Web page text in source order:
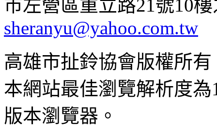
市左營區重立路21號10
sheranyu@yahoo.com.tw
高雄市扯鈴協會版權所
本網站最佳瀏覽解析度
版本瀏覽器。